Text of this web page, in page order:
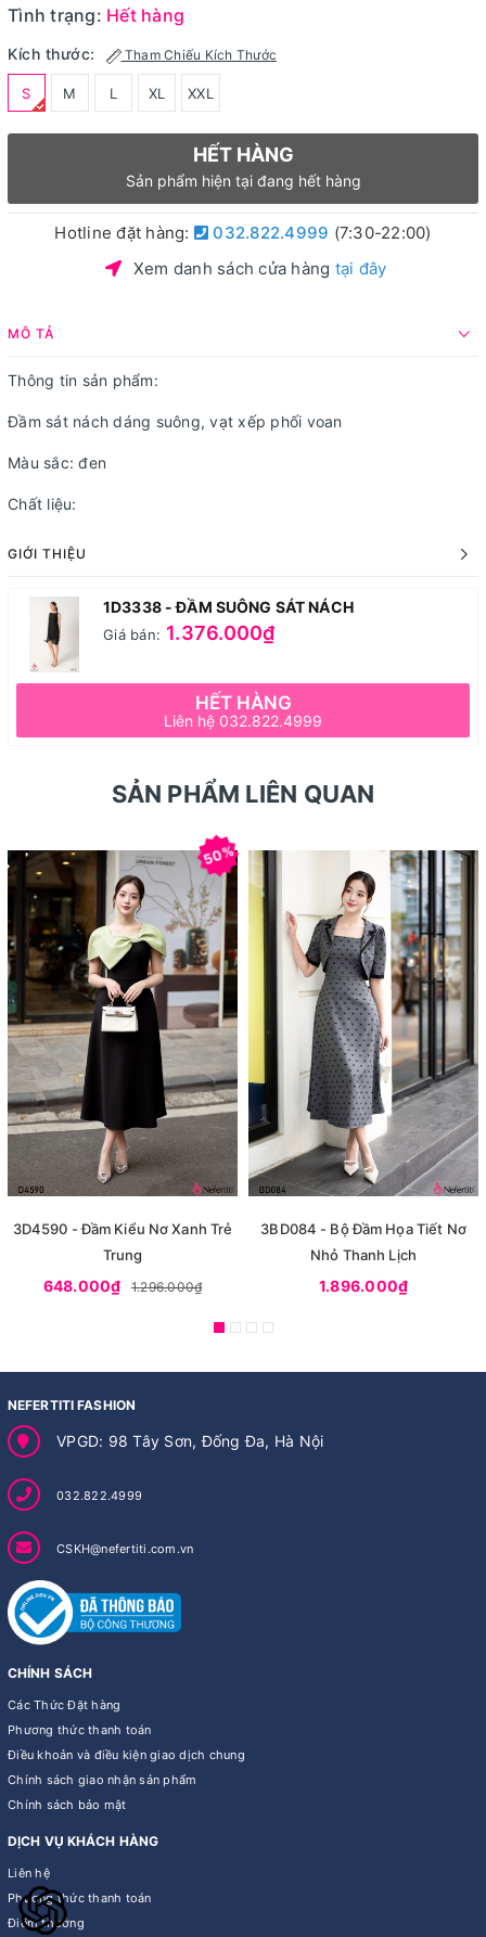
Tình trạng: Hết hàng
Kích thước: Tham Chiếu Kích Thước
S M L XL XXL
HẾT HÀNG
Sản phẩm hiện tại đang hết hàng
Hotline đặt hàng: 032.822.4999 (7:30-22:00)
Xem danh sách cửa hàng tại đây
MÔ TẢ
Thông tin sản phẩm:
Đầm sát nách dáng suông, vạt xếp phối voan
Màu sắc: đen
Chất liệu:
GIỚI THIỆU
1D3338 - ĐẦM SUÔNG SÁT NÁCH
Giá bán: 1.376.000₫
HẾT HÀNG
Liên hệ 032.822.4999
SẢN PHẨM LIÊN QUAN
50%
3D4590 - Đầm Kiểu Nơ Xanh Trẻ
Trung
648.000₫ 1.296.000₫
3BD084 - Bộ Đầm Họa Tiết Nơ
Nhỏ Thanh Lịch
1.896.000₫
NEFERTITI FASHION
VPGD: 98 Tây Sơn, Đống Đa, Hà Nội
032.822.4999
CSKH@nefertiti.com.vn
CHÍNH SÁCH
Các Thức Đặt hàng
Phương thức thanh toán
Điều khoản và điều kiện giao dịch chung
Chính sách giao nhận sản phẩm
Chính sách bảo mật
DỊCH VỤ KHÁCH HÀNG
Liên hệ
Phương thức thanh toán
Điểm thưởng